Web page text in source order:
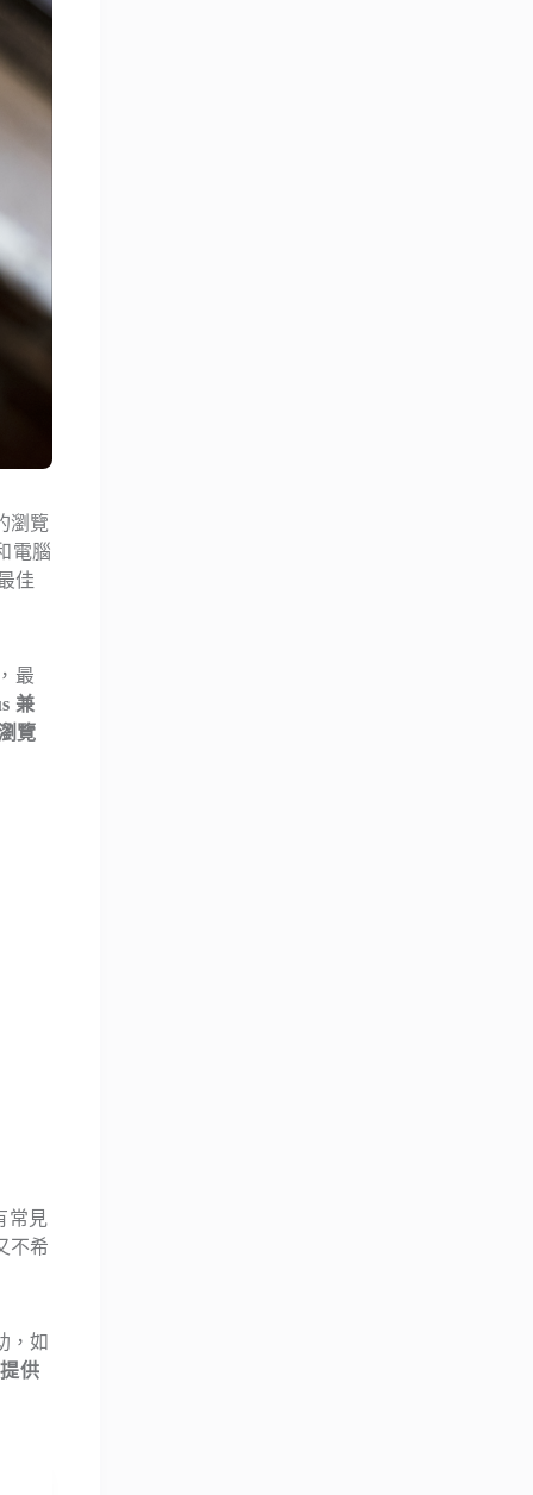
瀏覽
電腦
佳
最
兼
覽
常見
不希
，如
供